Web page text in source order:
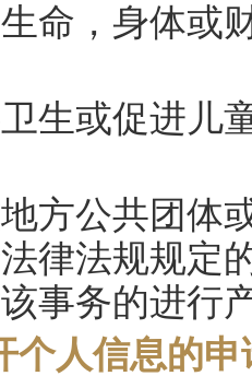
生命，身体或
卫生或促进儿
地方公共团体
律法规规定
事务的进行
个人信息的申